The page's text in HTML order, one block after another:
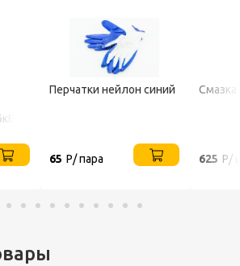
Перчатки нейлон синий
65 Р/ пара 625 Р/